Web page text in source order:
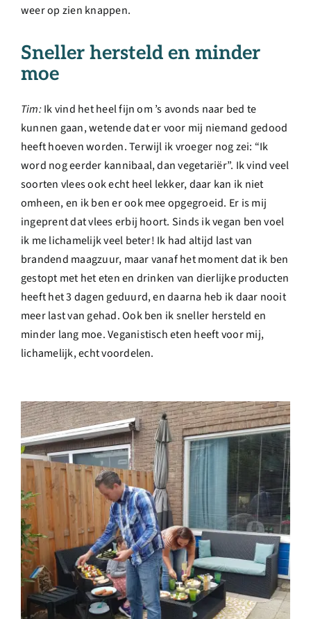
weer op zien knappen.
Sneller hersteld en minder
moe
Tim:Ik vind het heel fijn om ’s avonds naar bed te
kunnen gaan, wetende dat er voor mij niemand gedood
heeft hoeven worden. Terwijl ik vroeger nog zei: “Ik
word nog eerder kannibaal, dan vegetariër”. Ik vind veel
soorten vlees ook echt heel lekker, daar kan ik niet
omheen, en ik ben er ook mee opgegroeid. Er is mij
ingeprent dat vlees erbij hoort. Sinds ik vegan ben voel
ik me lichamelijk veel beter! Ik had altijd last van
brandend maagzuur, maar vanaf het moment dat ik ben
gestopt met het eten en drinken van dierlijke producten
heeft het 3 dagen geduurd, en daarna heb ik daar nooit
meer last van gehad. Ook ben ik sneller hersteld en
minder lang moe. Veganistisch eten heeft voor mij,
lichamelijk, echt voordelen.